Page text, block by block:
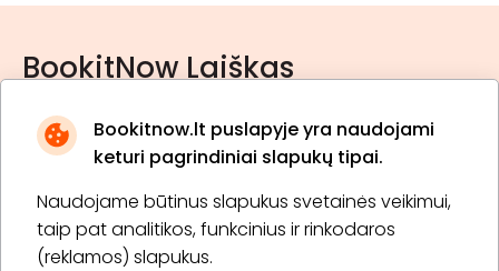
Bookitnow.lt puslapyje yra naudojami
keturi pagrindiniai slapukų tipai.
Naudojame būtinus slapukus svetainės veikimui,
taip pat analitikos, funkcinius ir rinkodaros
(reklamos) slapukus.
BookitNow Laiškas
* Susipažinau su privatumo politika